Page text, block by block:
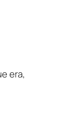
era,